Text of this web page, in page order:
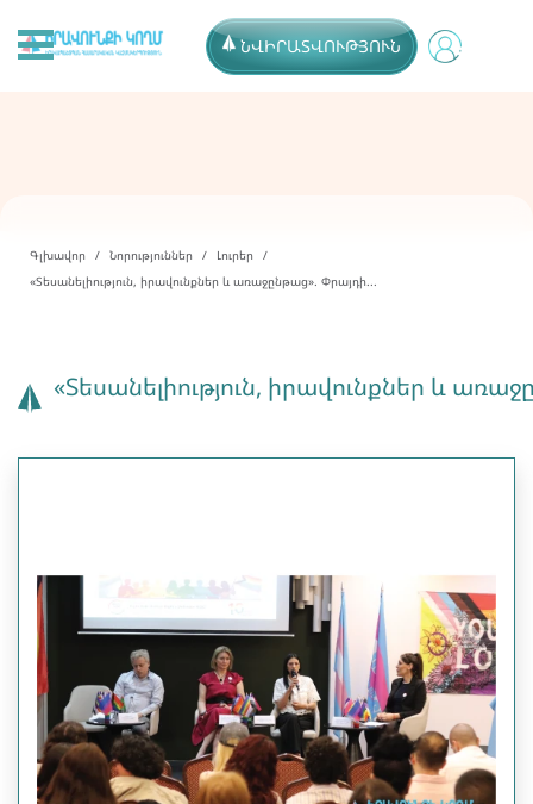
ՆՎԻՐԱՏՎՈՒԹՅՈՒՆ
Գլխավոր Նորություններ
Լուրեր
«Տեսանելիություն, իրավունքներ և առաջընթաց». Փրայդի...
«Տեսանելիություն, իրավունքներ և